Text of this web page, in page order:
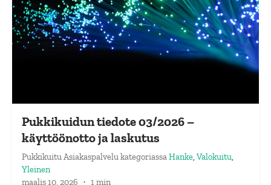
Pukkikuidun tiedote 03/2026 –
käyttöönotto ja laskutus
Pukkikuitu AsiakaspalvelukategoriassaHanke, Valokuitu,
Yleinen
maalis 10, 2026 · 1 min